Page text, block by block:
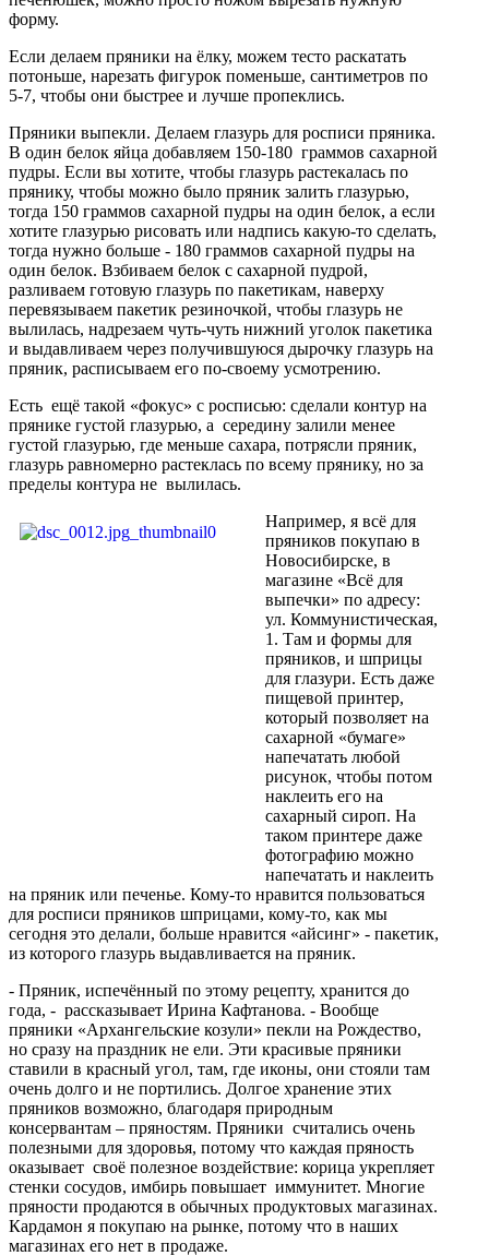
форму.
Если делаем пряники на ёлку, можем тесто раскатать
потоньше, нарезать фигурок поменьше, сантиметров по
5-7, чтобы они быстрее и лучше пропеклись.
Пряники выпекли. Делаем глазурь для росписи пряника.
В один белок яйца добавляем 150-180 граммов сахарной
пудры. Если вы хотите, чтобы глазурь растекалась по
прянику, чтобы можно было пряник залить глазурью,
тогда 150 граммов сахарной пудры на один белок, а если
хотите глазурью рисовать или надпись какую-то сделать,
тогда нужно больше - 180 граммов сахарной пудры на
один белок. Взбиваем белок с сахарной пудрой,
разливаем готовую глазурь по пакетикам, наверху
перевязываем пакетик резиночкой, чтобы глазурь не
вылилась, надрезаем чуть-чуть нижний уголок пакетика
и выдавливаем через получившуюся дырочку глазурь на
пряник, расписываем его по-своему усмотрению.
Есть ещё такой «фокус» с росписью: сделали контур на
прянике густой глазурью, а середину залили менее
густой глазурью, где меньше сахара, потрясли пряник,
глазурь равномерно растеклась по всему прянику, но за
пределы контура не вылилась.
Например, я всё для
пряников покупаю в
Новосибирске, в
магазине «Всё для
выпечки» по адресу:
ул. Коммунистическая,
1. Там и формы для
пряников, и шприцы
для глазури. Есть даже
пищевой принтер,
который позволяет на
сахарной «бумаге»
напечатать любой
рисунок, чтобы потом
наклеить его на
сахарный сироп. На
таком принтере даже
фотографию можно
напечатать и наклеить
на пряник или печенье. Кому-то нравится пользоваться
для росписи пряников шприцами, кому-то, как мы
сегодня это делали, больше нравится «айсинг» - пакетик,
из которого глазурь выдавливается на пряник.
- Пряник, испечённый по этому рецепту, хранится до
года, - рассказывает Ирина Кафтанова. - Вообще
пряники «Архангельские козули» пекли на Рождество,
но сразу на праздник не ели. Эти красивые пряники
ставили в красный угол, там, где иконы, они стояли там
очень долго и не портились. Долгое хранение этих
пряников возможно, благодаря природным
консервантам – пряностям. Пряники считались очень
полезными для здоровья, потому что каждая пряность
оказывает своё полезное воздействие: корица укрепляет
стенки сосудов, имбирь повышает иммунитет. Многие
пряности продаются в обычных продуктовых магазинах.
Кардамон я покупаю на рынке, потому что в наших
магазинах его нет в продаже.